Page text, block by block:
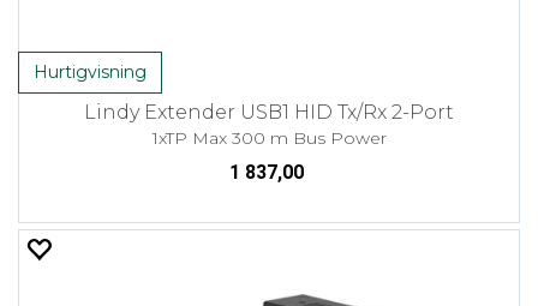
Hurtigvisning
Lindy Extender USB1 HID Tx/Rx 2-Port
1xTP Max 300 m Bus Power
1 837,00